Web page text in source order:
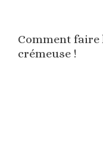
Comment faire
crémeuse !